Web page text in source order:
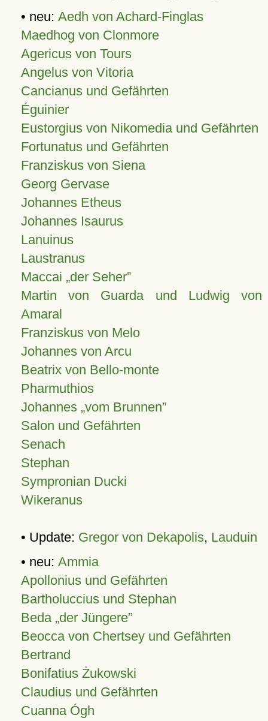
• neu: Aedh von Achard-Finglas
Maedhog von Clonmore
Agericus von Tours
Angelus von Vitoria
Cancianus und Gefährten
Éguinier
Eustorgius von Nikomedia und Gefährten
Fortunatus und Gefährten
Franziskus von Siena
Georg Gervase
Johannes Etheus
Johannes Isaurus
Lanuinus
Laustranus
Maccai „der Seher”
Martin von Guarda und Ludwig von
Amaral
Franziskus von Melo
Johannes von Arcu
Beatrix von Bello-monte
Pharmuthios
Johannes vom Brunnen
Salon und Gefährten
Senach
Stephan
Sympronian Ducki
Wikeranus
• Update: Gregor von Dekapolis, Lauduin
• neu: Ammia
Apollonius und Gefährten
Bartholuccius und Stephan
Beda „der Jüngere”
Beocca von Chertsey und Gefährten
Bertrand
Bonifatius Żukowski
Claudius und Gefährten
Cuanna Ógh